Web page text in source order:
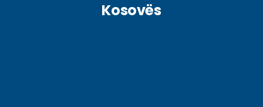
Kosovës